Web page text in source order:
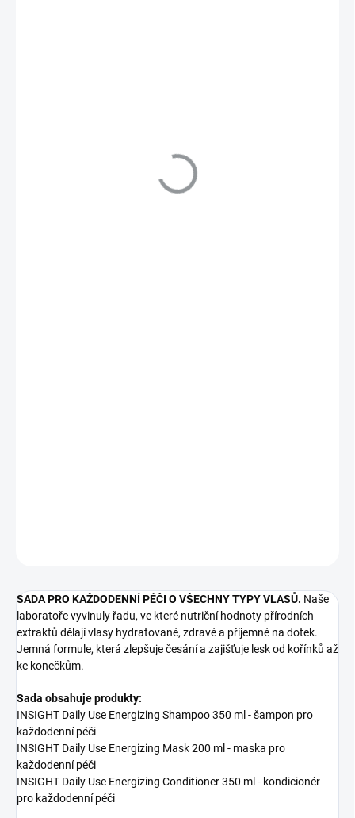
SADA PRO KAŽDODENNÍ PÉČI O VŠECHNY TYPY VLASŮ. Naše
laboratoře vyvinuly řadu, ve které nutriční hodnoty přírodních
extraktů dělají vlasy hydratované, zdravé a příjemné na dotek.
Jemná formule, která zlepšuje česání a zajišťuje lesk od kořínků až
ke konečkům.
Sada obsahuje produkty:
INSIGHT Daily Use Energizing Shampoo 350 ml - šampon pro
každodenní péči
INSIGHT Daily Use Energizing Mask 200 ml - maska pro
každodenní péči
INSIGHT Daily Use Energizing Conditioner 350 ml - kondicionér
pro každodenní péči